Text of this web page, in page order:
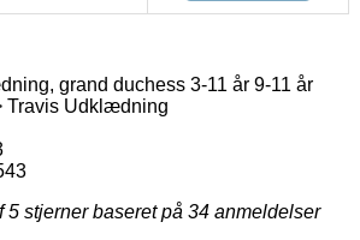
grand duchess 3-11 år 9-11 år
Travis Udklædning
5 stjerner baseret på 34 anmeldelser